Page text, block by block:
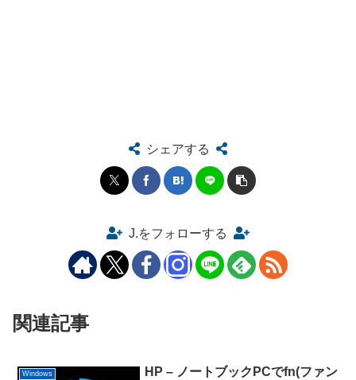
シェアする
J.をフォローする
関連記事
Windows
HP – ノートブックPCでfn(ファン